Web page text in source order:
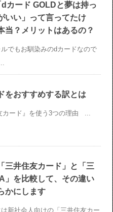
カード GOLDと夢は持っ
いい」って言ってたけ
当？メリットはあるの？
でもお馴染みのdカードなので
をおすすめする訳とは
ード』を使う3つの理由 ...
三井住友カード」と「三
」を比較して、その違い
かにします
新社会人向けの「三井住友カー